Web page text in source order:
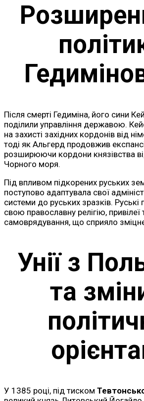
Після смерті Гедиміна, його сини
поділили управління державою.
на захисті західних кордонів від
тоді як Альгерд продовжив
розширюючи кордони князівства
Чорного моря.
Під впливом підкорених руських
поступово адаптувала свої
системи до руських зразків. Руські
свою православну релігію, привілеї
самоврядування, що сприяло
Унії з
та
У 1385 році, під тиском